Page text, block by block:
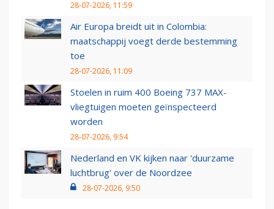
28-07-2026, 11:59
Air Europa breidt uit in Colombia:
maatschappij voegt derde bestemming
toe
28-07-2026, 11:09
Stoelen in ruim 400 Boeing 737 MAX-
vliegtuigen moeten geïnspecteerd
worden
28-07-2026, 9:54
Nederland en VK kijken naar 'duurzame
luchtbrug' over de Noordzee
28-07-2026, 9:50